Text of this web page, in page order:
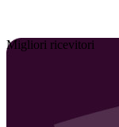
Migliori ricevitori